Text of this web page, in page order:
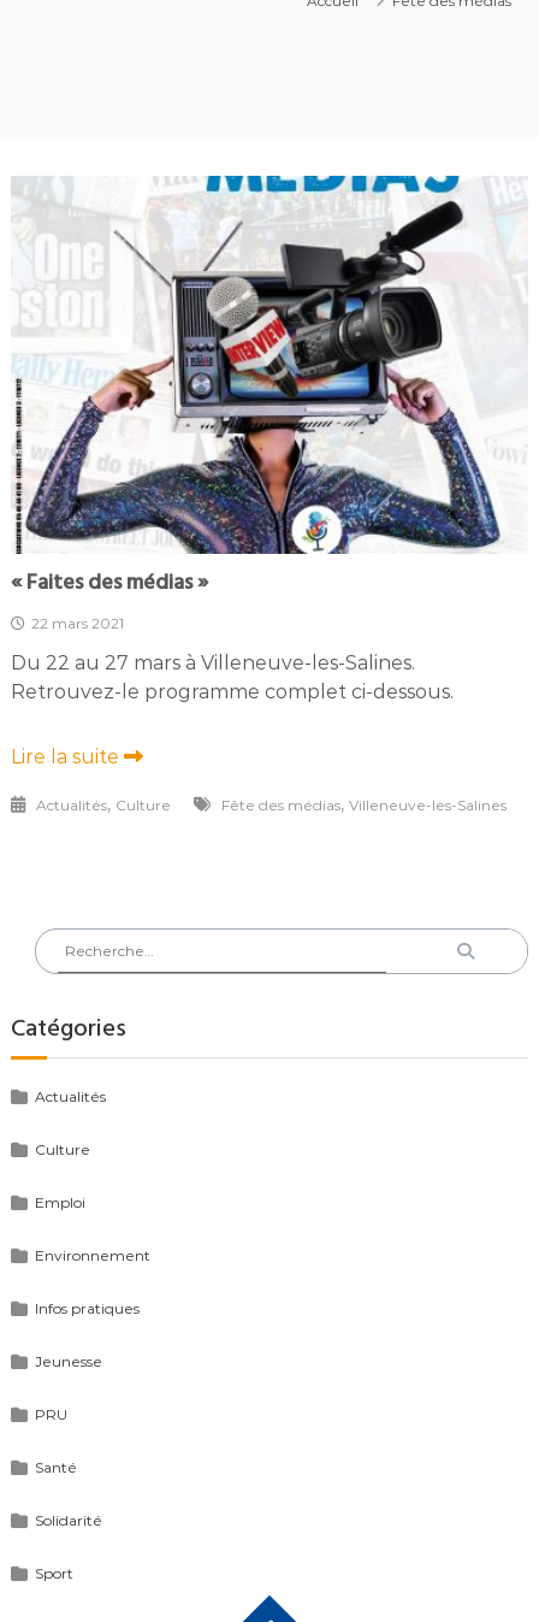
« Faites des médias »
22 mars 2021
Du 22 au 27 mars à Villeneuve-les-Salines.
Retrouvez-le programme complet ci-dessous.
Lire la suite
Actualités, Culture Fête des médias, Villeneuve-les-Salines
Rechercher
:
Catégories
Actualités
Culture
Emploi
Environnement
Infos pratiques
Jeunesse
PRU
Santé
Solidarité
Sport